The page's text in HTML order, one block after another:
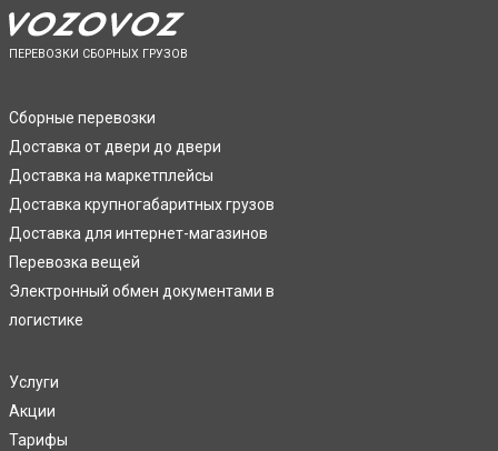
ПЕРЕВОЗКИ СБОРНЫХ ГРУЗОВ
Сборные перевозки
Доставка от двери до двери
Доставка на маркетплейсы
Доставка крупногабаритных грузов
Доставка для интернет-магазинов
Перевозка вещей
Электронный обмен документами в
логистике
Услуги
Акции
Тарифы